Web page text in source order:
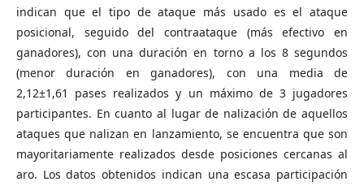
indican que el tipo de ataque más usado es el ataque
posicional, seguido del contraataque (más efectivo en
ganadores), con una duración en torno a los 8 segundos
(menor duración en ganadores), con una media de
2,12±1,61 pases realizados y un máximo de 3 jugadores
participantes. En cuanto al lugar de nalización de aquellos
ataques que nalizan en lanzamiento, se encuentra que son
mayoritariamente realizados desde posiciones cercanas al
aro. Los datos obtenidos indican una escasa participación